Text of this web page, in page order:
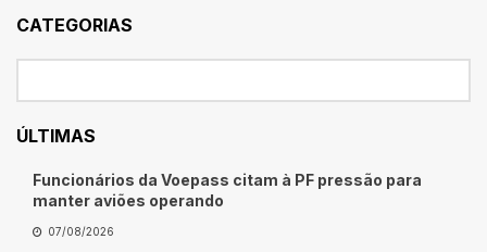
CATEGORIAS
ÚLTIMAS
Funcionários da Voepass citam à PF pressão para
manter aviões operando
07/08/2026